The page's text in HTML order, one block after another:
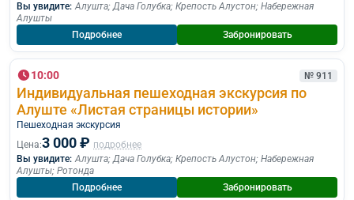
Вы увидите: Алушта;Дача Голубка; Крепость Алустон; Набережная
Алушты
Подробнее
Забронировать
10:00 № 911
Индивидуальная пешеходная экскурсия по
Алуште «Листая страницы истории»
Пешеходная экскурcия
Цена:3 000 ₽ подробнее
Вы увидите: Алушта;Дача Голубка; Крепость Алустон; Набережная
Алушты; Ротонда
Подробнее
Забронировать